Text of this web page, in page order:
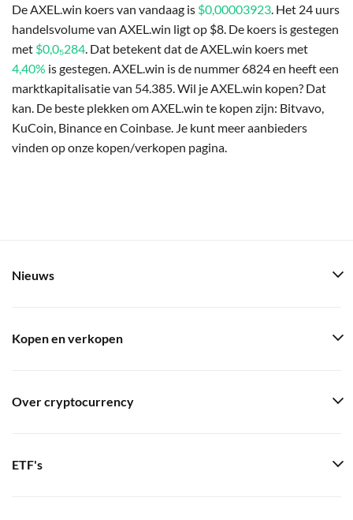
De AXEL.win koers van vandaag is $0,00003923. Het 24 uurs
handelsvolume van AXEL.win ligt op $8. De koers is gestegen
met $0,0₅284. Dat betekent dat de AXEL.win koers met
4,40% is gestegen. AXEL.win is de nummer 6824 en heeft een
marktkapitalisatie van 54.385. Wil je AXEL.win kopen? Dat
kan. De beste plekken om AXEL.win te kopen zijn: Bitvavo,
KuCoin, Binance en Coinbase. Je kunt meer aanbieders
vinden op onze kopen/verkopen pagina.
Nieuws
Kopen en verkopen
Over cryptocurrency
ETF's